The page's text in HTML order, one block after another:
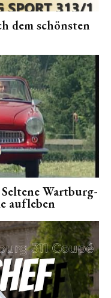
dem schönsten
Wartburg-
aufleben